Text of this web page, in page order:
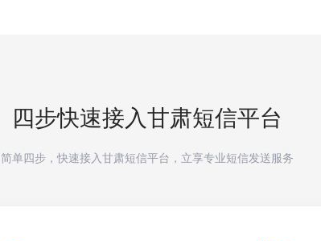
四步快速接入甘肃短信平台
简单四步，快速接入甘肃短信平台，立享专业短信发送服务